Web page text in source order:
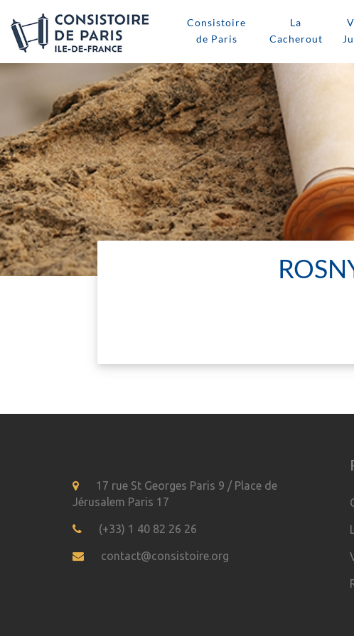
Consistoire
de Paris
La
Cacherout
17 rue St Georges Paris 9 / Place de
Jérusalem Paris 17
(+33) 1 40 82 26 26
contact@consistoire.org